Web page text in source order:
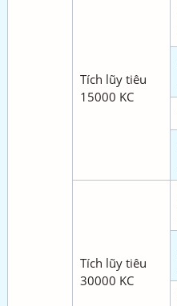
Tích lũy tiêu
15000 KC
Tích lũy tiêu
30000 KC